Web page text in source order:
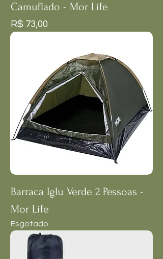
Camuflado - Mor Life
Preço
R$ 73,00
Barraca Iglu Verde 2 Pessoas -
Mor Life
Esgotado